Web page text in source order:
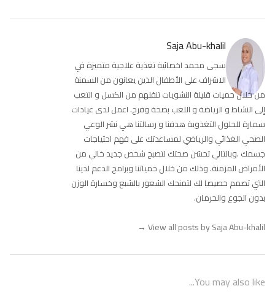
Saja Abu-khalil
سجى محمد اخصائية تغذية علاجية متميزة في
الاشراف على الأطفال الذين يعانون من السمنة
من خلال حميات قليلة النشويات تنقلهم من الكسل و التعب
إلى النشاط و الرياضة و اللعب بصحة وفرح. اعمل لدى عيادات
سمارة للحلول التغذوية هدفنا و رسالتنا هي نشر الوعي
الصحي الغذائي والرياضي لمساعدتك على فهم احتياجات
جسمك .وبالتالي تحسّن صحتك لتصبح شخص جديد خالي من
الأمراض المزمنة. وذلك من خلال حمياتنا وبرامج الدعم لدينا
التي تصمم خصيصا لك لتمنحك الشعور بالشبع وخسارة الوزن
بدون الجوع والحرمان.
View all posts by Saja Abu-khalil
→
You may also like...